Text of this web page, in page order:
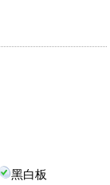
黑白板